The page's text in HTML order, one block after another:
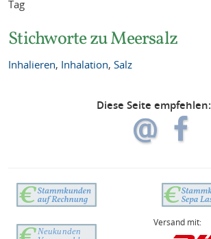
Tag
Stichworte zu Meersalz
Inhalieren, Inhalation,Salz
Diese Seite empfehlen:
Versand mit: